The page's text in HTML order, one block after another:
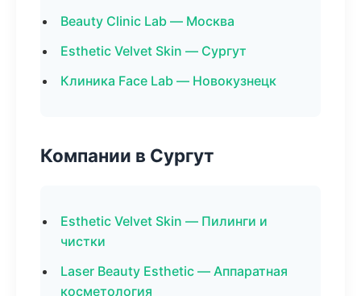
Beauty Clinic Lab — Москва
Esthetic Velvet Skin — Сургут
Клиника Face Lab — Новокузнецк
Компании в Сургут
Esthetic Velvet Skin — Пилинги и
чистки
Laser Beauty Esthetic — Аппаратная
косметология